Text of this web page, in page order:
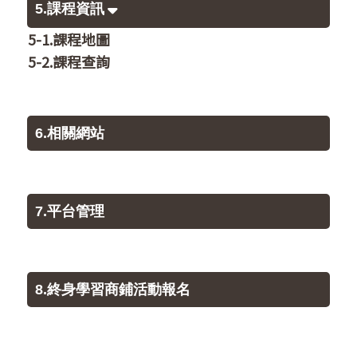
5.課程資訊
5-1.課程地圖
5-2.課程查詢
6.相關網站
7.平台管理
8.終身學習商鋪活動報名